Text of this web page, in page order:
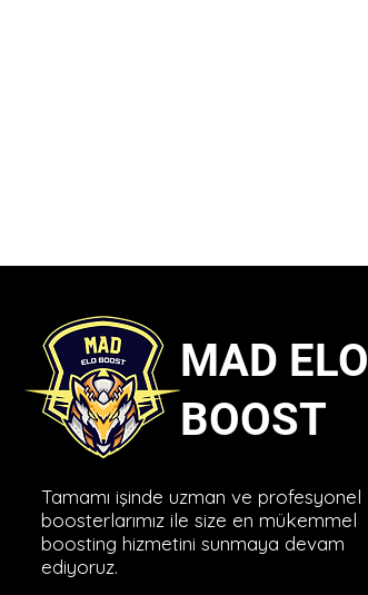
MAD ELO
BOOST
Tamamı işinde uzman ve profesyonel
boosterlarımız ile size en mükemmel
boosting hizmetini sunmaya devam
ediyoruz.